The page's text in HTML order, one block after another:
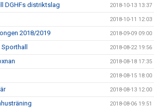
DGHFs distriktslag 2018-10-13 13:37
2018-10-11 12:03
2018/2019 2018-09-09 09:00
2018-08-22 19:56
2018-08-18 17:35
2018-08-15 18:00
2018-08-13 12:00
2018-08-06 19:51